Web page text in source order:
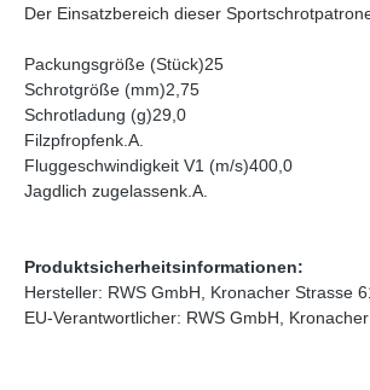
Der Einsatzbereich dieser
Packungsgröße (Stück)25
Schrotgröße (mm)2,75
Schrotladung (g)29,0
Filzpfropfenk.A.
Fluggeschwindigkeit V1 (m/s)400,0
Jagdlich zugelassenk.A.
Produktsicherheitsinformationen:
Hersteller: RWS GmbH, Kronacher Strasse
EU-Verantwortlicher: RWS GmbH,